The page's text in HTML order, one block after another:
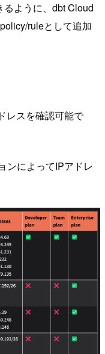
ように、dbt Cloud
ruleとして追加
レスを確認可能で
ンによってIPアドレ